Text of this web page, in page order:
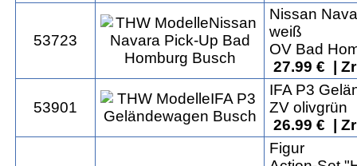
53723
Nissan
weiß
OV Bad
27.99 € |
53901
IFA P3
ZV olivgrün
26.99 € |
Figur